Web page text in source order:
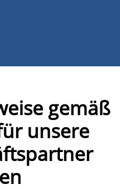
gemäß
unsere